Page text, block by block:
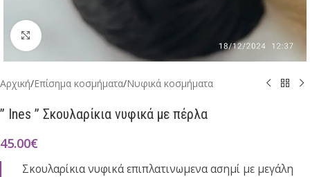
Click to enlarge
Αρχική/Επίσημα κοσμήματα/Νυφικά κοσμήματα
” Ines ” Σκουλαρίκια νυφικά με πέρλα
45.00€
Σκουλαρίκια νυφικά επιπλατινωμενα ασημί με μεγάλη